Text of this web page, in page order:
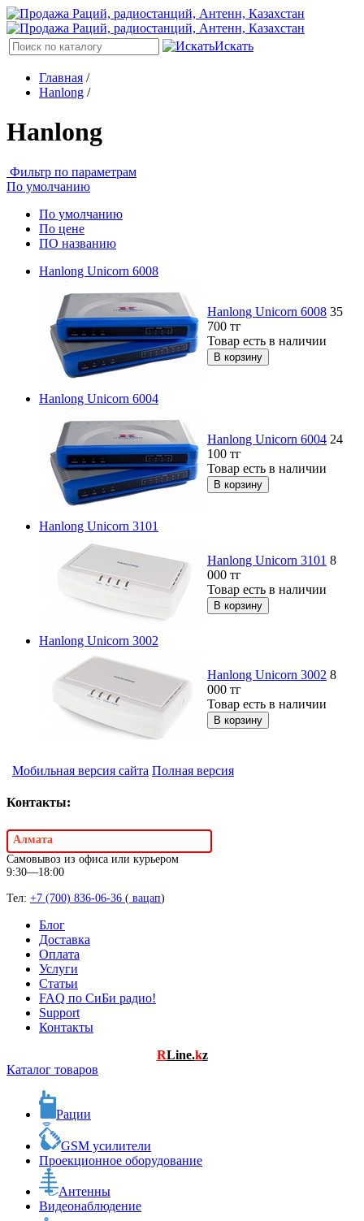
Искать
Главная /
Hanlong /
Hanlong
Фильтр по параметрам
По умолчанию
По умолчанию
По цене
ПО названию
Hanlong Unicorn 6008
Hanlong Unicorn 6008 35
700 тг
Товар есть в наличии
Hanlong Unicorn 6004
Hanlong Unicorn 6004 24
100 тг
Товар есть в наличии
Hanlong Unicorn 3101
Hanlong Unicorn 3101 8
000 тг
Товар есть в наличии
Hanlong Unicorn 3002
Hanlong Unicorn 3002 8
000 тг
Товар есть в наличии
Мобильная версия сайта Полная версия
Контакты:
Алмата
Самовывоз из офиса или курьером
9:30—18:00
Тел: +7 (700) 836-06-36 ( вацап)
Блог
Доставка
Оплата
Услуги
Статьи
FAQ по СиБи радио!
Support
Контакты
RLine.kz
Каталог товаров
Рации
GSM усилители
Проекционное оборудование
Антенны
Видеонаблюдение